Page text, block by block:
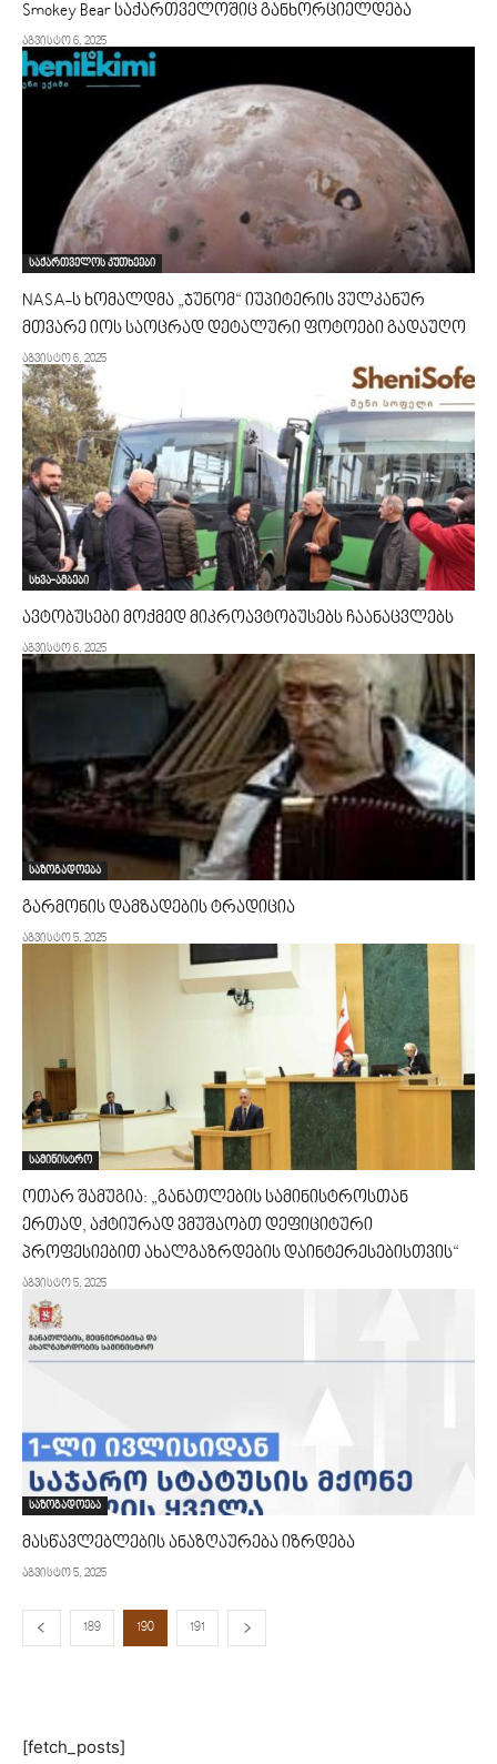
Smokey Bear საქართველოშიც განხორციელდება
აგვისტო 6, 2025
საქართველოს კუთხეები
NASA-ს ხომალდმა „ჯუნომ“ იუპიტერის ვულკანურ
მთვარე იოს საოცრად დეტალური ფოტოები გადაუღო
აგვისტო 6, 2025
სხვა-ამბები
ავტობუსები მოქმედ მიკროავტობუსებს ჩაანაცვლებს
აგვისტო 6, 2025
საზოგადოება
გარმონის დამზადების ტრადიცია
აგვისტო 5, 2025
სამინისტრო
ოთარ შამუგია: „განათლების სამინისტროსთან
ერთად, აქტიურად ვმუშაობთ დეფიციტური
პროფესიებით ახალგაზრდების დაინტერესებისთვის“
აგვისტო 5, 2025
საზოგადოება
მასწავლებლების ანაზღაურება იზრდება
აგვისტო 5, 2025
189 190 191
[fetch_posts]